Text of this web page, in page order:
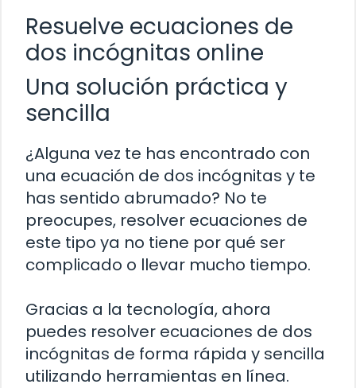
Resuelve ecuaciones de
dos incógnitas online
Una solución práctica y
sencilla
¿Alguna vez te has encontrado con
una ecuación de dos incógnitas y te
has sentido abrumado? No te
preocupes, resolver ecuaciones de
este tipo ya no tiene por qué ser
complicado o llevar mucho tiempo.
Gracias a la tecnología, ahora
puedes resolver ecuaciones de dos
incógnitas de forma rápida y sencilla
utilizando herramientas en línea.